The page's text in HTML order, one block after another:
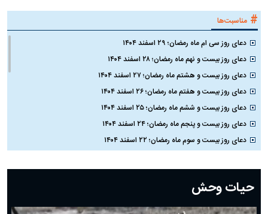
# مناسبت‌ها
دعای روز سی ام ماه رمضان؛ ۲۹ اسفند ۱۴۰۴
دعای روز بیست و نهم ماه رمضان؛ ۲۸ اسفند ۱۴۰۴
دعای روز بیست و هشتم ماه رمضان؛ ۲۷ اسفند ۱۴۰۴
دعای روز بیست و هفتم ماه رمضان؛ ۲۶ اسفند ۱۴۰۴
دعای روز بیست و ششم ماه رمضان؛ ۲۵ اسفند ۱۴۰۴
دعای روز بیست و پنجم ماه رمضان؛ ۲۴ اسفند ۱۴۰۴
دعای روز بیست و سوم ماه رمضان؛ ۲۲ اسفند ۱۴۰۴
دعای روز بیستم ماه رمضان؛ ۱۹ اسفند ۱۴۰۴
دعای روز هشتم ماه مبارک رمضان؛ ۷ اسفند ماه ۱۴۰۴
دعای روز هفتم ماه رمضان؛ ۶ اسفند ۱۴۰۴
حیات وحش